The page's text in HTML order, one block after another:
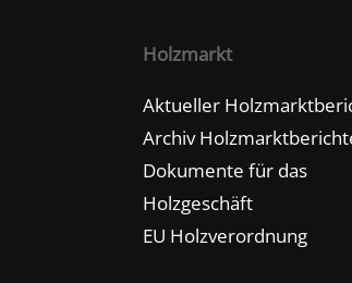
Holzmarkt
Aktueller
Archiv
Dokumente für das
Holzgeschäft
EU Holzverordnung